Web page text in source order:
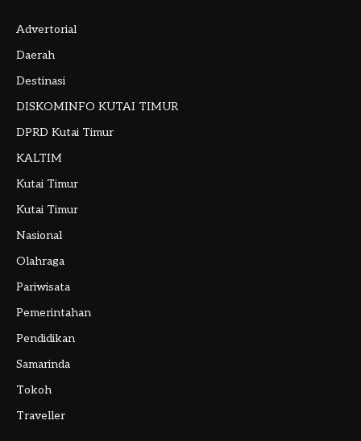
Advertorial
Daerah
Destinasi
DISKOMINFO KUTAI TIMUR
DPRD Kutai Timur
KALTIM
Kutai Timur
Kutai Timur
Nasional
Olahraga
Pariwisata
Pemerintahan
Pendidikan
Samarinda
Tokoh
Traveller